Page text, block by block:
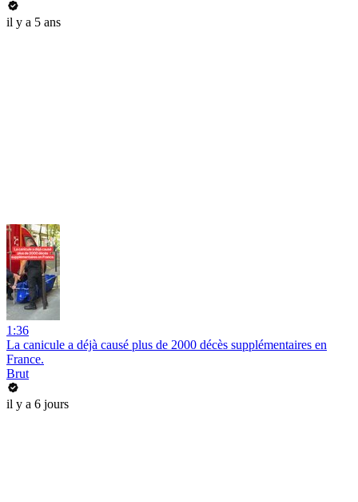
il y a 5 ans
1:36
La canicule a déjà causé plus de 2000 décès supplémentaires en
France.
Brut
il y a 6 jours